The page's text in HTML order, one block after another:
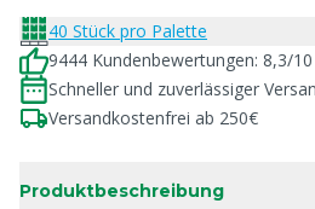
40 Stück pro Palette
9444 Kundenbewertungen: 8,3/10
Schneller und zuverlässiger
Versandkostenfrei ab 250€
Produktbeschreibung